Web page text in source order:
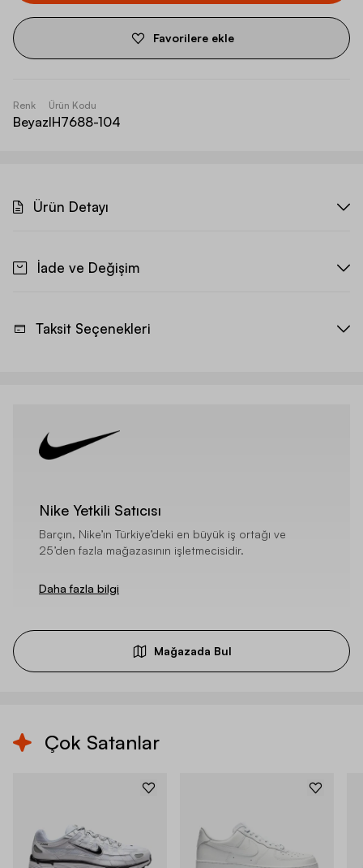
Favorilere ekle
Renk
Beyaz
Ürün Kodu
IH7688-104
Ürün Detayı
İade ve Değişim
Taksit Seçenekleri
Nike Yetkili Satıcısı
Barçın, Nike’ın Türkiye’deki en büyük iş ortağı ve
25’den fazla mağazasının işletmecisidir.
Daha fazla bilgi
Mağazada Bul
Çok Satanlar